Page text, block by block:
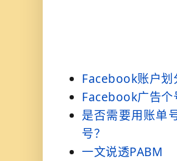
Facebook账户划
Facebook广告个
是否需要用账单
号？
一文说透PABM